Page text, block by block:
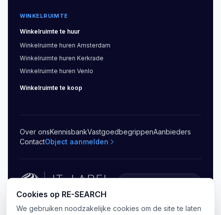
WINKELRUIMTE
Winkelruimte te huur
Winkelruimte huren Amsterdam
Winkelruimte huren Kerkrade
Winkelruimte huren Venlo
Winkelruimte te koop
Over onsKennisbankVastgoedbegrippenAanbieders
ContactObject aanmelden
© 2026 RE-SEARCH B.V. .Alle rechten voorbehouden
Cookies op RE-SEARCH
We gebruiken noodzakelijke cookies om de site te laten